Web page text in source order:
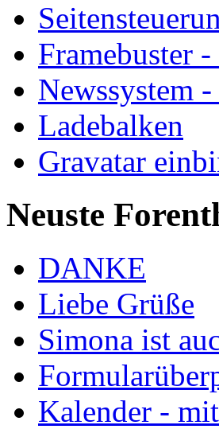
Framebuster
Newssystem
Ladebalken
Gravatar
Neuste
DANKE
Liebe Grüße
Simona ist
Kalender -